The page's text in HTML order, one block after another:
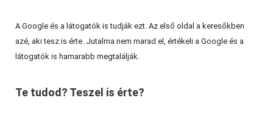
A Google és a látogatók is tudják ezt. Az első oldal a keresőkben
azé, aki tesz is érte. Jutalma nem marad el, értékeli a Google és a
látogatók is hamarabb megtalálják.
Te tudod? Teszel is érte?